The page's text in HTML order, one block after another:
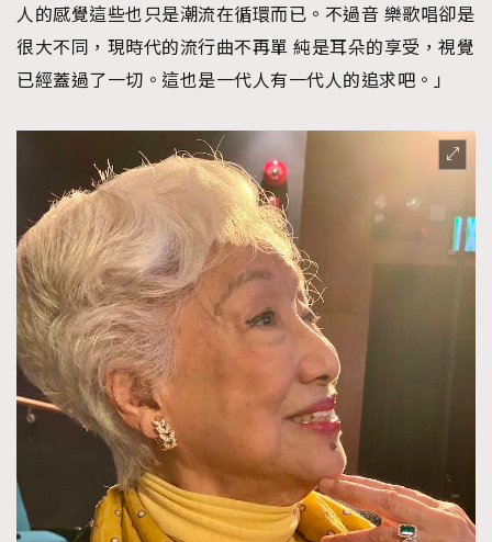
人的感覺這些也只是潮流在循環而已。不過音 樂歌唱卻是
很大不同，現時代的流行曲不再單 純是耳朵的享受，視覺
已經蓋過了一切。這也是一代人有一代人的追求吧。」